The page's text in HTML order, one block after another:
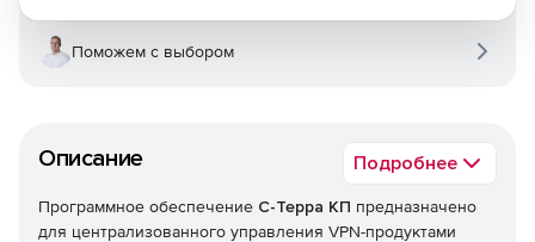
Описание Подробнее
Программное обеспечение С-Терра КП предназначено
для централизованного управления VPN-продуктами
Поможем с выбором